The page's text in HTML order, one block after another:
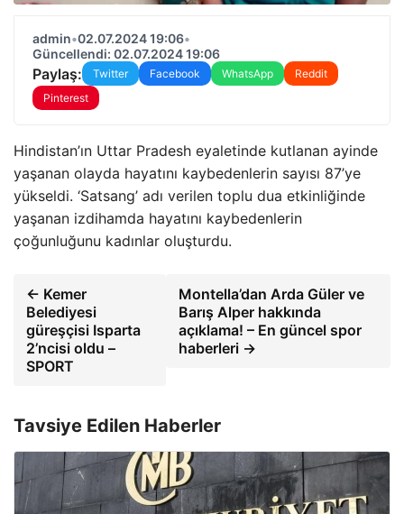
admin•02.07.2024 19:06•
Güncellendi: 02.07.2024 19:06
Paylaş: Twitter Facebook WhatsApp
Reddit
Pinterest
Hindistan’ın Uttar Pradesh eyaletinde kutlanan ayinde
yaşanan olayda hayatını kaybedenlerin sayısı 87’ye
yükseldi. ‘Satsang’ adı verilen toplu dua etkinliğinde
yaşanan izdihamda hayatını kaybedenlerin
çoğunluğunu kadınlar oluşturdu.
← Kemer
Belediyesi
güreşçisi Isparta
2’ncisi oldu –
SPORT
Montella’dan Arda Güler ve
Barış Alper hakkında
açıklama! – En güncel spor
haberleri →
Tavsiye Edilen Haberler